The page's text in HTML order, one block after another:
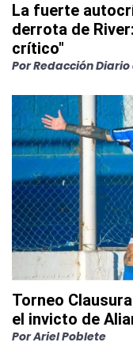
La fuerte
derrota de
crítico"
PorRedacción Diario
Torneo
el invicto de
PorAriel Poblete